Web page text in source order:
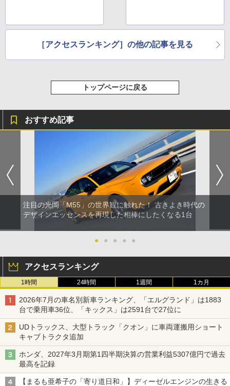
［アクセスランキング］の他の記事を見る
トップページに戻る
おすすめ記事
注目の光岡「M55」の世界観に触れた！ 古きよき時代の
デザインエッセンスを再現した相棒にしたくなる1台
● ● ● ● ●
アクセスランキング
1時間 24時間 1週間 1カ月
2026年7月の車名別新車ランキング、「エルグランド」は1883
台で乗用車36位、「キックス」は2591台で27位に
UDトラックス、大型トラック「クオン」に車両運搬用ショート
キャブトラクタ追加
ホンダ、2027年3月期第1四半期決算の営業利益5307億円で過去
最高を記録
【まるも亜希子の「寄り道日和」】ディーゼルエンジンの生きる